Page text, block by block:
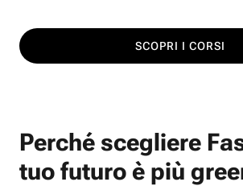
SCOPRI I CORSI
Perché scegliere
tuo futuro è più